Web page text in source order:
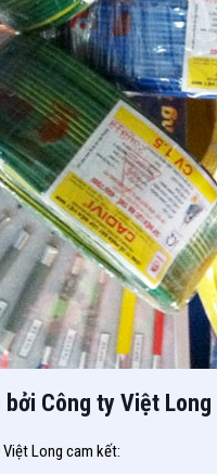
bởi Công ty Việt Long
Long cam kết: